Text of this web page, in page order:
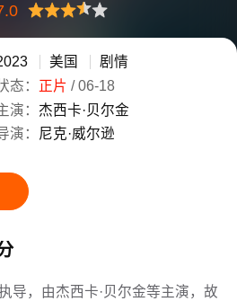
荐
美国
剧情
态： 正片 /06-18
演： 杰西卡·贝尔金
演：
尼克·威尔逊
导，由杰西卡·贝尔金等主演，故